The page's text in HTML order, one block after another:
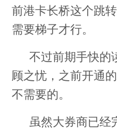
前港卡长桥这个跳
需要梯子才行。
不过前期手快的
顾之忧，之前开通
不需要的。
虽然大券商已经